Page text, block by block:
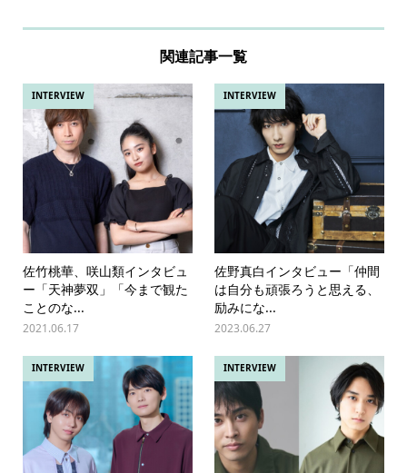
関連記事一覧
INTERVIEW
佐竹桃華、咲山類インタビュ
ー「天神夢双」「今まで観た
ことのな...
2021.06.17
INTERVIEW
佐野真白インタビュー「仲間
は自分も頑張ろうと思える、
励みにな...
2023.06.27
INTERVIEW INTERVIEW